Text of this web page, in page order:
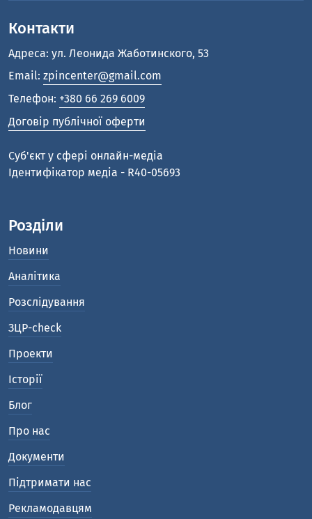
Контакти
Адреса: ул. Леонида Жаботинского, 53
Email: zpincenter@gmail.com
Телефон: +380 66 269 6009
Договір публічної оферти
Cуб'єкт у сфері онлайн-медіа
Ідентифікатор медіа - R40-05693
Розділи
Новини
Аналітика
Розслідування
ЗЦР-check
Проекти
Історії
Блог
Про нас
Документи
Підтримати нас
Рекламодавцям